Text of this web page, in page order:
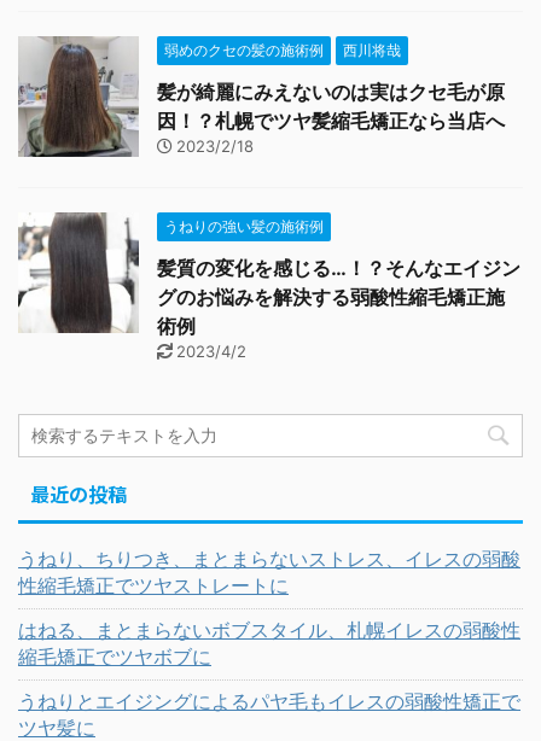
弱めのクセの髪の施術例 西川将哉
髪が綺麗にみえないのは実はクセ毛が原
因！？札幌でツヤ髪縮毛矯正なら当店へ
2023/2/18
うねりの強い髪の施術例
髪質の変化を感じる…！？そんなエイジン
グのお悩みを解決する弱酸性縮毛矯正施
術例
2023/4/2
最近の投稿
うねり、ちりつき、まとまらないストレス、イレスの弱酸
性縮毛矯正でツヤストレートに
はねる、まとまらないボブスタイル、札幌イレスの弱酸性
縮毛矯正でツヤボブに
うねりとエイジングによるパヤ毛もイレスの弱酸性矯正で
ツヤ髪に